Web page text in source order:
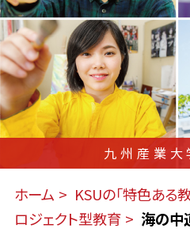
九州産業大
ホーム KSUの「特色ある
ロジェクト型教育
海の中